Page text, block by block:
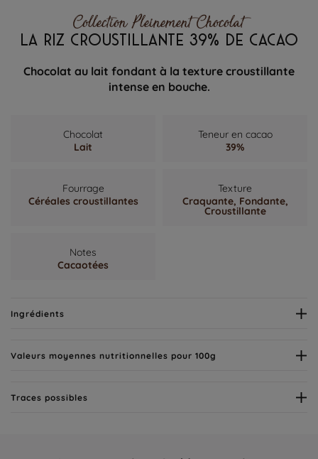
Collection Pleinement Chocolat
LA RIZ CROUSTILLANTE 39% DE CACAO
Chocolat au lait fondant à la texture croustillante
intense en bouche.
Chocolat
Lait
Teneur en cacao
39%
Fourrage
Céréales croustillantes
Texture
Craquante, Fondante,
Croustillante
Notes
Cacaotées
Ingrédients
Valeurs moyennes nutritionnelles pour 100g
Traces possibles